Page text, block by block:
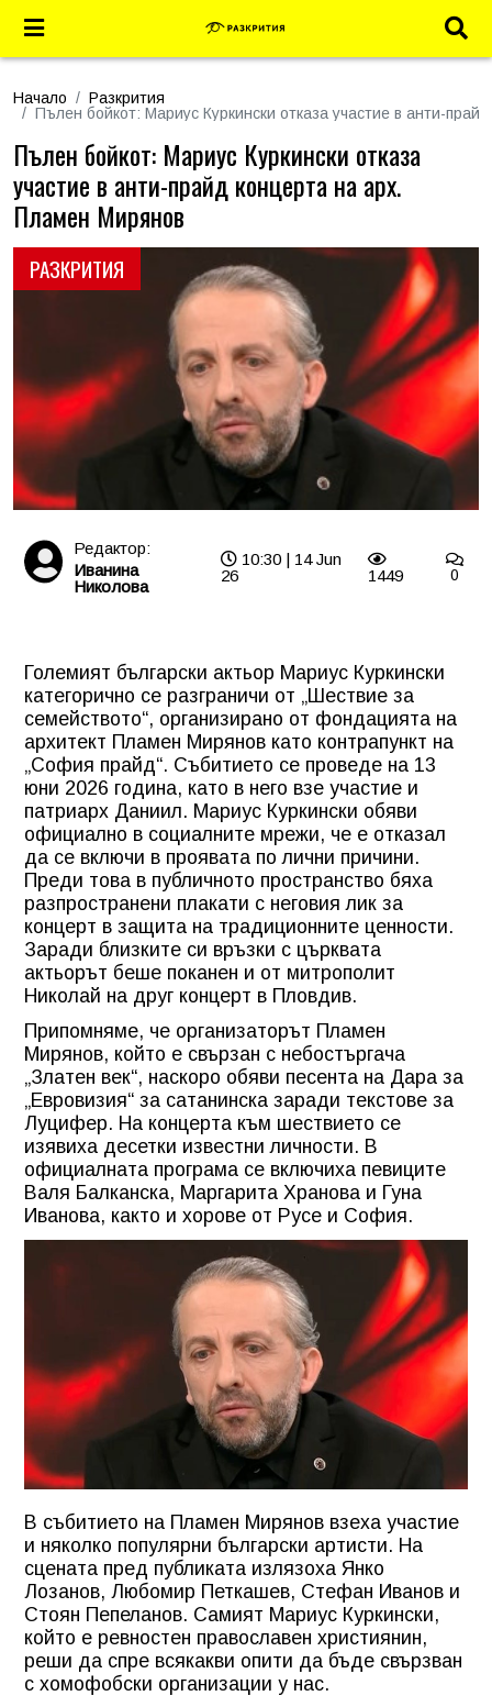
Начало
Разкрития
Пълен бойкот: Мариус Куркински отказа участие в анти-
РАЗКРИТИЯ
Пълен бойкот: Мариус Куркински отказа
участие в анти-прайд концерта на арх.
Пламен Мирянов
Редактор:
Иванина
Николова
10:30 | 14 Jun
26
1449 0
Големият български актьор Мариус Куркински
категорично се разграничи от „Шествие за
семейството“, организирано от фондацията на
архитект Пламен Мирянов като контрапункт на
„София прайд“. Събитието се проведе на 13
юни 2026 година, като в него взе участие и
патриарх Даниил. Мариус Куркински обяви
официално в социалните мрежи, че е отказал
да се включи в проявата по лични причини.
Преди това в публичното пространство бяха
разпространени плакати с неговия лик за
концерт в защита на традиционните ценности.
Заради близките си връзки с църквата
актьорът беше поканен и от митрополит
Николай на друг концерт в Пловдив.
Припомняме, че организаторът Пламен
Мирянов, който е свързан с небостъргача
„Златен век“, наскоро обяви песента на Дара за
„Евровизия“ за сатанинска заради текстове за
Луцифер. На концерта към шествието се
изявиха десетки известни личности. В
официалната програма се включиха певиците
Валя Балканска, Маргарита Хранова и Гуна
Иванова, както и хорове от Русе и София.
В събитието на Пламен Мирянов взеха участие
и няколко популярни български артисти. На
сцената пред публиката излязоха Янко
Лозанов, Любомир Петкашев, Стефан Иванов и
Стоян Пепеланов. Самият Мариус Куркински,
който е ревностен православен християнин,
реши да спре всякакви опити да бъде свързван
с хомофобски организации у нас.